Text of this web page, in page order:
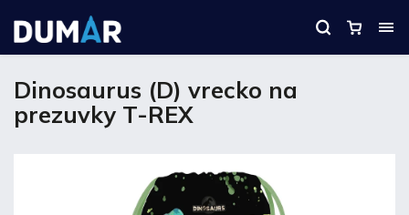
Dinosaurus (D) vrecko na
prezuvky T-REX